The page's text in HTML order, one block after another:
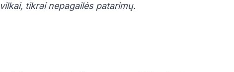
tikrai nepagailės patarimų.